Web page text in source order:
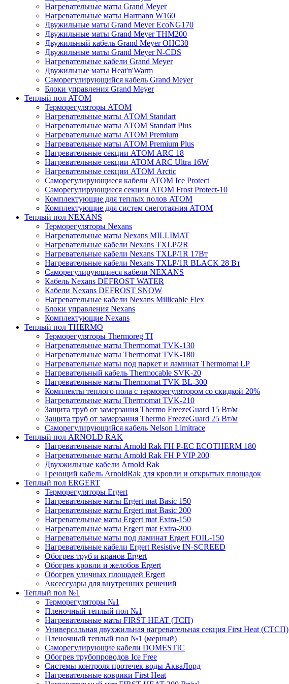
Нагревательные маты Grand Meyer
Нагревательные маты Harmann W160
Двужильные маты Grand Meyer EcoNG170
Двужильные маты Grand Meyer THM200
Двужильный кабель Grand Meyer OHC30
Двужильные маты Grand Meyer N-CDS
Нагревательные кабели Grand Meyer
Двужильные маты Heat'n'Warm
Саморегулирующийся кабель Grand Meyer
Блоки управления Grand Meyer
Теплый пол ATOM
Терморегуляторы АТОМ
Нагревательные маты АТОМ Standart
Нагревательные маты АТОМ Standart Plus
Нагревательные маты АТОМ Premium
Нагревательные маты АТОМ Premium Plus
Нагревательные секции АТОМ ARC 18
Нагревательные секции ATOM ARC Ultra 16W
Нагревательные секции АТОМ Arctic
Саморегулирующиеся кабели ATOM Ice Protect
Саморегулирующиеся секции ATOM Frost Protect-10
Комплектующие для теплых полов ATOM
Комплектующие для систем снеготаяния ATOM
Теплый пол NEXANS
Терморегуляторы Nexans
Нагревательные маты Nexans MILLIMAT
Нагревательные кабели Nexans TXLP/2R
Нагревательные кабели Nexans TXLP/1R 17Вт
Нагревательные кабели Nexans TXLP/1R BLACK 28 Вт
Саморегулирующиеся кабели NEXANS
Кабель Nexans DEFROST WATER
Кабели Nexans DEFROST SNOW
Нагревательные кабели Nexans Millicable Flex
Блоки управления Nexans
Комплектующие Nexans
Теплый пол THERMO
Терморегуляторы Thermoreg TI
Нагревательные маты Thermomat TVK-130
Нагревательные маты Thermomat TVK-180
Нагревательные маты под паркет и ламинат Thermomat LP
Нагревательный кабель Thermocable SVK-20
Нагревательные маты Thermomat TVK BL-300
Комплекты теплого пола с терморегулятором со скидкой 20%
Нагревательные маты Thermomat TVK-210
Защита труб от замерзания Thermo FreezeGuard 15 Вт/м
Защита труб от замерзания Thermo FreezeGuard 25 Вт/м
Саморегулирующийся кабель Nelson Limitrace
Теплый пол ARNOLD RAK
Нагревательные маты Arnold Rak FH P-EC ECOTHERM 180
Нагревательные маты Arnold Rak FH P VIP 200
Двухжильные кабели Arnold Rak
Греющий кабель ArnoldRak для кровли и открытых площадок
Теплый пол ERGERT
Терморегуляторы Ergert
Нагревательные маты Ergert mat Basic 150
Нагревательные маты Ergert mat Basic 200
Нагревательные маты Ergert mat Extra-150
Нагревательные маты Ergert mat Extra-200
Нагревательные маты под ламинат Ergert FOIL-150
Нагревательные кабели Ergert Resistive IN-SCREED
Обогрев труб и кранов Ergert
Обогрев кровли и желобов Ergert
Обогрев уличных площадей Ergert
Аксессуары для внутренних решений
Теплый пол №1
Терморегуляторы №1
Пленочный теплый пол №1
Нагревательные маты FIRST HEAT (ТСП)
Универсальная двухжильная нагревательная секция First Heat (СТСП)
Пленочный теплый пол №1 (мерный)
Саморегулирующие кабели DOMESTIC
Обогрев трубопроводов Ice Free
Системы контроля протечек воды АкваЛорд
Нагревательные коврики First Heat